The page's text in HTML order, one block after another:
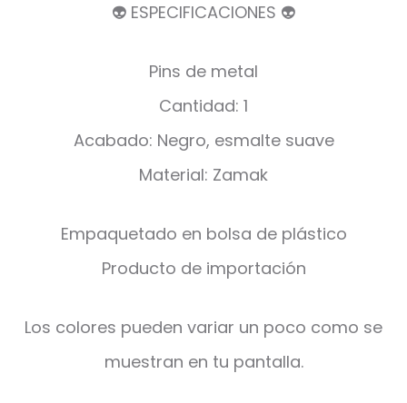
👽 ESPECIFICACIONES 👽
Pins de metal
Cantidad: 1
Acabado: Negro, esmalte suave
Material: Zamak
Empaquetado en bolsa de plástico
Producto de importación
Los colores pueden variar un poco como se
muestran en tu pantalla.